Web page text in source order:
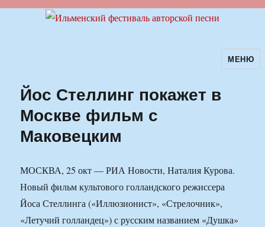
Ильменский фестиваль авторской
песни
МЕНЮ
Йос Стеллинг покажет в
Москве фильм с
Маковецким
МОСКВА, 25 окт — РИА Новости, Наталия Курова.
Новый фильм культового голландского режиссера
Йоса Стеллинга («Иллюзионист», «Стрелочник»,
«Летучий голландец») с русским названием «Душка»